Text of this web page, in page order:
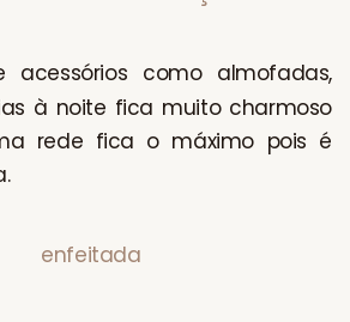
acessórios como almofadas,
à noite fica muito charmoso
rede fica o máximo pois é